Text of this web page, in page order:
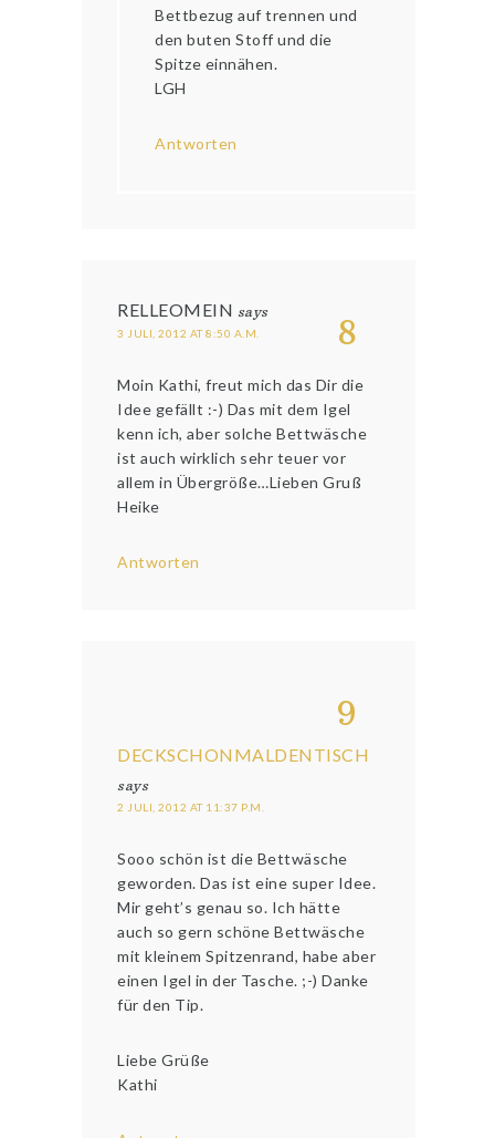
Bettbezug auf trennen und
den buten Stoff und die
Spitze einnähen.
LGH
Antworten
8
RELLEOMEIN says
3 JULI, 2012 AT 8:50 A.M.
Moin Kathi, freut mich das Dir die
Idee gefällt :-) Das mit dem Igel
kenn ich, aber solche Bettwäsche
ist auch wirklich sehr teuer vor
allem in Übergröße…Lieben Gruß
Heike
Antworten
9
DECKSCHONMALDENTISCH
says
2 JULI, 2012 AT 11:37 P.M.
Sooo schön ist die Bettwäsche
geworden. Das ist eine super Idee.
Mir geht’s genau so. Ich hätte
auch so gern schöne Bettwäsche
mit kleinem Spitzenrand, habe aber
einen Igel in der Tasche. ;-) Danke
für den Tip.
Liebe Grüße
Kathi